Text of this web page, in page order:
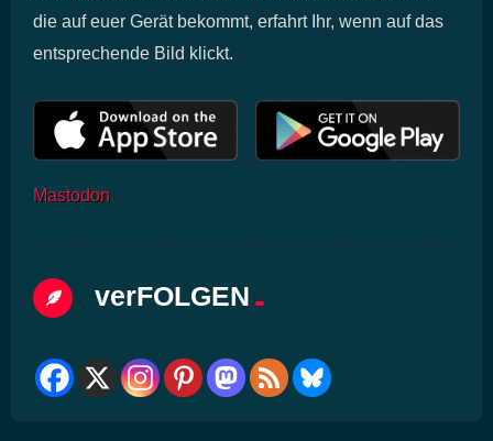
die auf euer Gerät bekommt, erfahrt Ihr, wenn auf das
entsprechende Bild klickt.
Mastodon
verFOLGEN